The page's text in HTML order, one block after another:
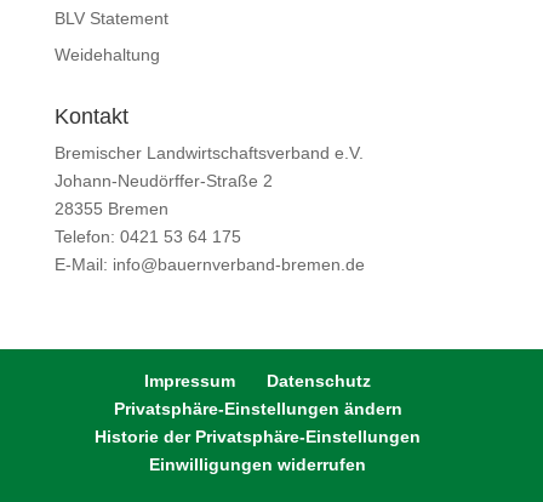
BLV Statement
Weidehaltung
Kontakt
Bremischer Landwirtschaftsverband e.V.
Johann-Neudörffer-Straße 2
28355 Bremen
Telefon: 0421 53 64 175
E-Mail: info@bauernverband-bremen.de
Impressum
Datenschutz
Privatsphäre-Einstellungen ändern
Historie der Privatsphäre-Einstellungen
Einwilligungen widerrufen